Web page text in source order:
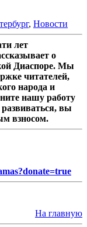
, Новости
лет
о
Диаспоре. Мы
читателей,
народа и
нашу работу
вы
взносом.
На главную